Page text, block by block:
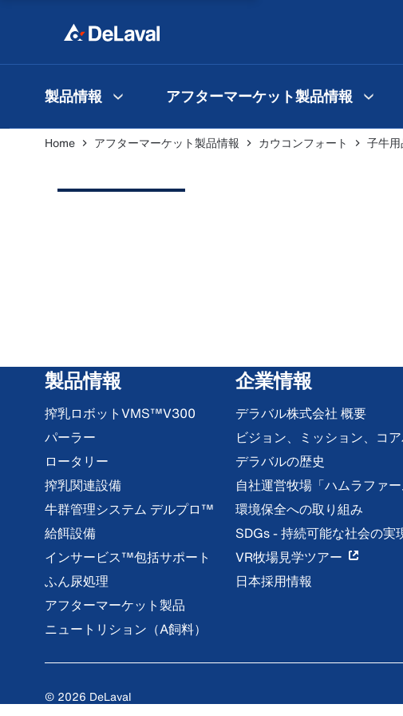
製品情報 アフターマーケット製品情報
Home アフターマーケット製品情報 カウコンフォート 子牛用
製品情報
搾乳ロボットVMS™V300
パーラー
ロータリー
搾乳関連設備
牛群管理システム デルプロ™
給餌設備
インサービス™包括サポート
ふん尿処理
アフターマーケット製品
ニュートリション（A飼料）
企業情報
デラバル株式会社 概要
ビジョン、ミッション、コ
デラバルの歴史
自社運営牧場「ハムラファー
環境保全への取り組み
SDGs - 持続可能な社会の実
VR牧場見学ツアー
日本採用情報
© 2026 DeLaval